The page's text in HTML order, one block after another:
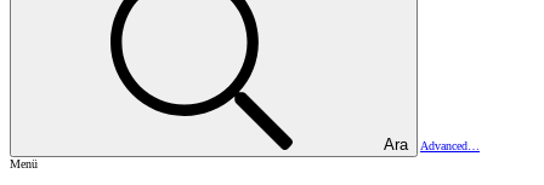
Ara
Advanced…
Menü